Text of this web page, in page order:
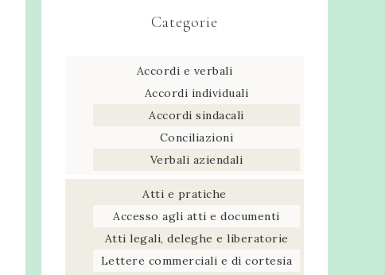
Categorie
Accordi e verbali
Accordi individuali
Accordi sindacali
Conciliazioni
Verbali aziendali
Atti e pratiche
Accesso agli atti e documenti
Atti legali, deleghe e liberatorie
Lettere commerciali e di cortesia